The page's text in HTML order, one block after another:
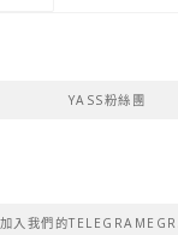
YASS粉絲團
加入我們的